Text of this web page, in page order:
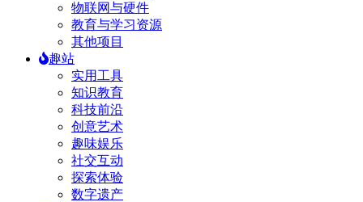
物联网与硬件
教育与学习资源
其他项目
趣站
实用工具
知识教育
科技前沿
创意艺术
趣味娱乐
社交互动
探索体验
数字遗产